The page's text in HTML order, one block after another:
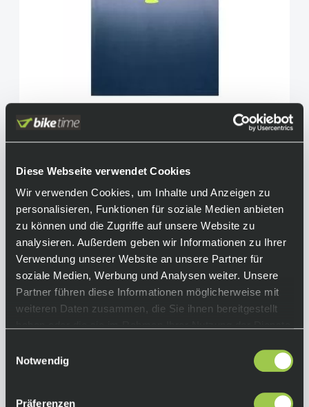
Diese Webseite verwendet Cookies
Wir verwenden Cookies, um Inhalte und Anzeigen zu
personalisieren, Funktionen für soziale Medien anbieten
zu können und die Zugriffe auf unsere Website zu
analysieren. Außerdem geben wir Informationen zu Ihrer
Verwendung unserer Website an unsere Partner für
soziale Medien, Werbung und Analysen weiter. Unsere
Partner führen diese Informationen möglicherweise mit
weiteren Daten zusammen, die Sie ihnen bereitgestellt
Notwendig
Präferenzen
Fox Racing Hello Premium T-Shirt, Lilac
31,00 €inkl. 19% Mwst.Sale
Auf Lager.
Art.-Nr.: P119086
In den Warenkorb